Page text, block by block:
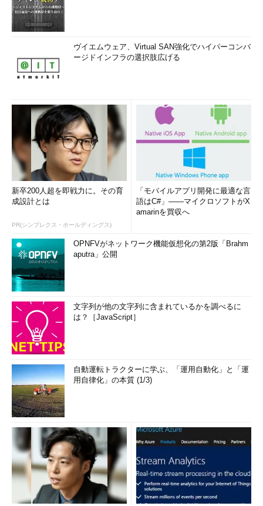
ヴイエムウェア、Virtual SAN強化でハイパーコンバ
ージドインフラの選択肢広げる
新卒200人超を即戦力に。その育
成設計とは
PR(シンプレクス・ホールディングス)
「モバイルアプリ開発に最適な言
語はC#」――マイクロソフトがX
amarinを買収へ
OPNFVがネットワーク機能仮想化の第2版「Brahm
aputra」公開
文字列が他の文字列に含まれているかを調べるに
は？［JavaScript］
自動運転トラクターに学ぶ、「運用自動化」と「運
用自律化」の本質 (1/3)